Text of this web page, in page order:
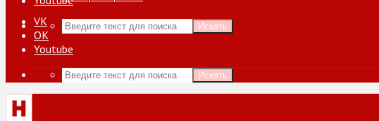
Искать
VK
ОК
Youtube
Искать